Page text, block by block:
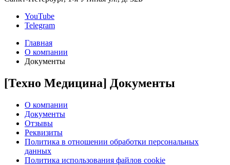
YouTube
Telegram
Главная
О компании
Документы
[Техно Медицина] Документы
О компании
Документы
Отзывы
Реквизиты
Политика в отношении обработки персональных
данных
Политика использования файлов cookie